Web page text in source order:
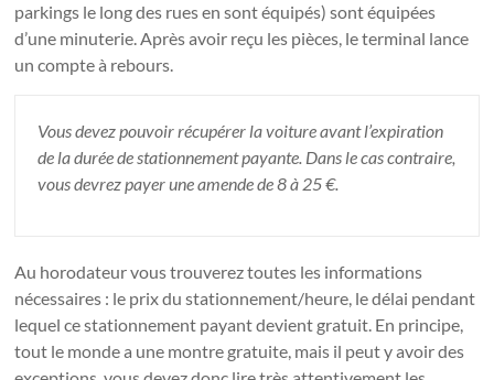
parkings le long des rues en sont équipés) sont équipées
d’une minuterie. Après avoir reçu les pièces, le terminal lance
un compte à rebours.
Vous devez pouvoir récupérer la voiture avant l’expiration
de la durée de stationnement payante. Dans le cas contraire,
vous devrez payer une amende de 8 à 25 €.
Au horodateur vous trouverez toutes les informations
nécessaires : le prix du stationnement/heure, le délai pendant
lequel ce stationnement payant devient gratuit. En principe,
tout le monde a une montre gratuite, mais il peut y avoir des